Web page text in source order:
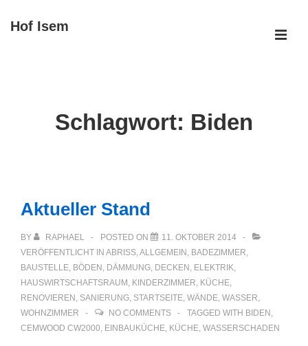
ZumHof Isem
Schlagwort: Biden
Aktueller Stand
BY RAPHAEL POSTED ON
11. OKTOBER 2014
VERÖFFENTLICHT IN ABRISS,ALLGEMEIN , BADEZIMMER,
BAUSTELLE, BÖDEN , DÄMMUNG, DECKEN , ELEKTRIK,
HAUSWIRTSCHAFTSRAUM , KINDERZIMMER, KÜCHE,
RENOVIEREN , SANIERUNG, STARTSEITE, WÄNDE, WASSER,
WOHNZIMMER
NO COMMENTS TAGGED WITH BIDEN ,
CEMWOOD CW2000, EINBAUKÜCHE, KÜCHE, WASSERSCHADEN